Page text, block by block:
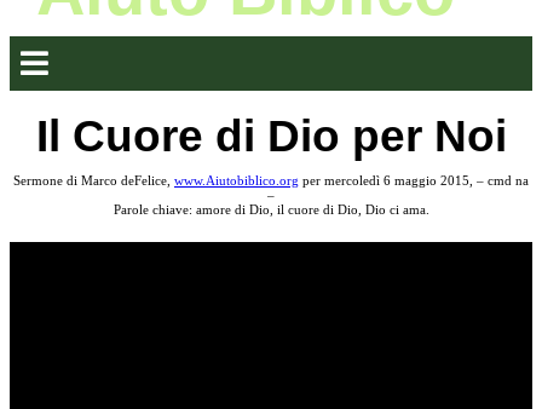
Il Cuore di Dio per Noi
Sermone di Marco deFelice, www.Aiutobiblico.org per mercoledì 6 maggio 2015, – cmd na
–
Parole chiave: amore di Dio, il cuore di Dio, Dio ci ama.